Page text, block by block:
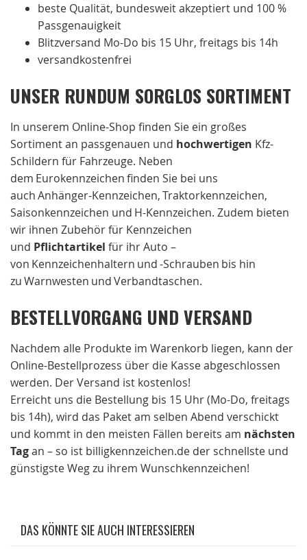
beste Qualität, bundesweit akzeptiert und 100 %
Passgenauigkeit
Blitzversand Mo-Do bis 15 Uhr, freitags bis 14h
versandkostenfrei
UNSER RUNDUM SORGLOS SORTIMENT
In unserem Online-Shop finden Sie ein großes
Sortiment an passgenauen und hochwertigen Kfz-
Schildern für Fahrzeuge. Neben
dem Eurokennzeichen finden Sie bei uns
auch Anhänger-Kennzeichen, Traktorkennzeichen,
Saisonkennzeichen und H-Kennzeichen. Zudem bieten
wir ihnen Zubehör für Kennzeichen
und Pflichtartikel für ihr Auto –
von Kennzeichenhaltern und -Schrauben bis hin
zu Warnwesten und Verbandtaschen.
BESTELLVORGANG UND VERSAND
Nachdem alle Produkte im Warenkorb liegen, kann der
Online-Bestellprozess über die Kasse abgeschlossen
werden. Der Versand ist kostenlos!
Erreicht uns die Bestellung bis 15 Uhr (Mo-Do, freitags
bis 14h), wird das Paket am selben Abend verschickt
und kommt in den meisten Fällen bereits am nächsten
Tagan – so ist billigkennzeichen.de der schnellste und
günstigste Weg zu ihrem Wunschkennzeichen!
DAS KÖNNTE SIE AUCH INTERESSIEREN